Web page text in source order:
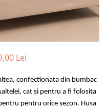
Lei
confectionata din bumbac
cat si pentru a fi folosita
pentru orice sezon. Husa